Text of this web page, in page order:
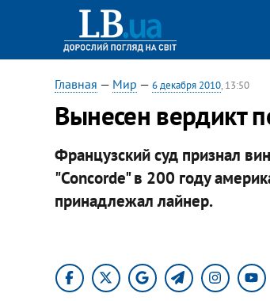
Главная — Мир — 6 декабря 2010, 13:50
Вынесен вердикт
Французский суд признал
"Concorde" в 200 году
принадлежал лайнер.